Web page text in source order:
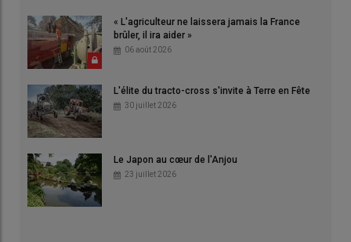
« L'agriculteur ne laissera jamais la France
brûler, il ira aider »
06 août 2026
L'élite du tracto-cross s'invite à Terre en Fête
30 juillet 2026
Le Japon au cœur de l'Anjou
23 juillet 2026